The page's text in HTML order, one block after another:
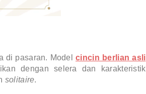
di pasaran. Model cincin berlian asli
dengan selera dan karakteristik
solitaire.